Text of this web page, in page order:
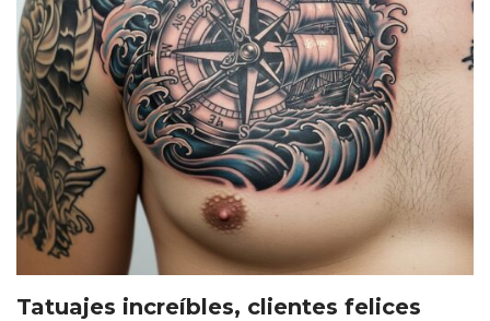
Tatuajes increíbles, clientes felices